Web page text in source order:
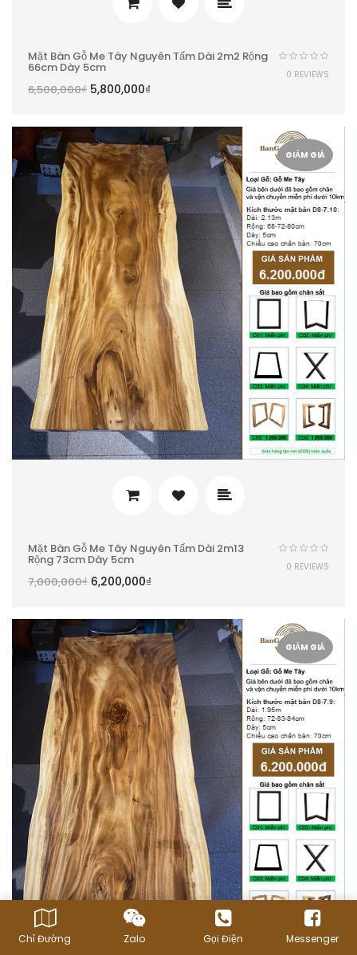
Mặt Bàn Gỗ Me Tây Nguyên Tấm Dài 2m2 Rộng
66cm Dày 5cm
6,500,000₫ 5,800,000₫
0 REVIEWS
GIẢM GIÁ
Mặt Bàn Gỗ Me Tây Nguyên Tấm Dài 2m13
Rộng 73cm Dày 5cm
7,000,000₫ 6,200,000₫
0 REVIEWS
GIẢM GIÁ
Chỉ Đường Zalo Gọi Điện Messenger